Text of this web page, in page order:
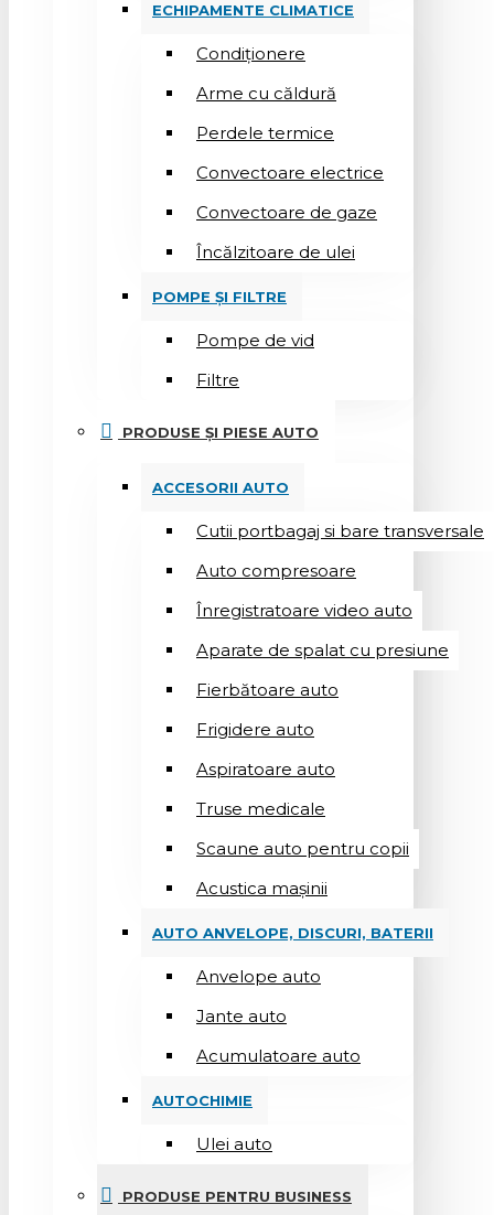
ECHIPAMENTE CLIMATICE
Condiționere
Arme cu căldură
Perdele termice
Convectoare electrice
Convectoare de gaze
Încălzitoare de ulei
POMPE ȘI FILTRE
Pompe de vid
Filtre
PRODUSE ȘI PIESE AUTO
ACCESORII AUTO
Cutii portbagaj si bare transversale
Auto compresoare
Înregistratoare video auto
Aparate de spalat cu presiune
Fierbătoare auto
Frigidere auto
Aspiratoare auto
Truse medicale
Scaune auto pentru copii
Acustica mașinii
AUTO ANVELOPE, DISCURI, BATERII
Anvelope auto
Jante auto
Acumulatoare auto
AUTOCHIMIE
Ulei auto
PRODUSE PENTRU BUSINESS